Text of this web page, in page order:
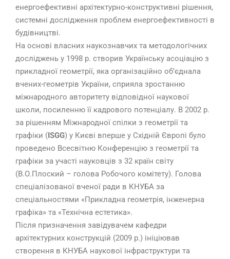
енергоефективні архітектурно-конструктивні рішення,
системні дослідження проблем енергоефективності в
будівництві.
На основі власних наукознавчих та методологічних
досліджень у 1998 р. створив Українську асоціацію з
прикладної геометрії, яка організаційно об’єднала
вчених-геометрів України, сприяла зростанню
міжнародного авторитету відповідної наукової
школи, посиленню її кадрового потенціалу. В 2002 р.
за рішенням Міжнародної спілки з геометрії та
графіки ( ISGG) у Києві вперше у Східній Європі було
проведено Всесвітню Конференцію з геометрії та
графіки за участі науковців з 32 країн світу
(В.О.Плоский – голова Робочого комітету). Голова
спеціалізованої вченої ради в КНУБА за
спеціальностями «Прикладна геометрія, інженерна
графіка» та «Технічна естетика».
Після призначення завідувачем кафедри
архітектурних конструкцій (2009 р.) ініціював
створення в КНУБА наукової інфраструктури та